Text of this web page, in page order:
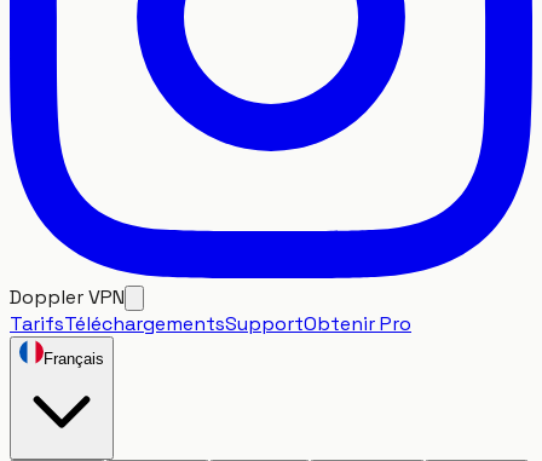
Doppler VPN
TarifsTéléchargementsSupportObtenir Pro
Français